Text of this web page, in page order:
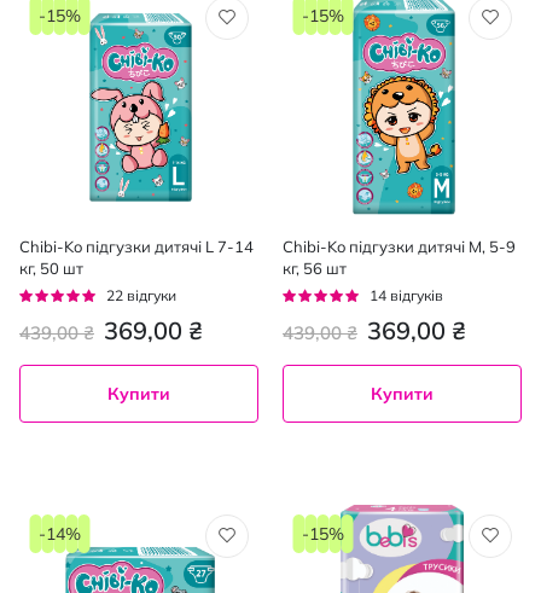
Chibi-Ko підгузки дитячі L 7-14
кг, 50 шт
Рейтинг:
22 відгуки
369,00 ₴
439,00 ₴
-15%
Купити
Chibi-Ko підгузки дитячі M, 5-9
кг, 56 шт
Рейтинг:
14 відгуків
369,00 ₴
439,00 ₴
-15%
Купити
-14% -15%